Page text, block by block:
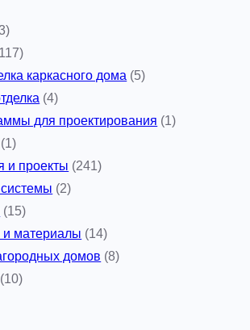
каркасного дома (5)
(4)
для проектирования (1)
(1)
и проекты (241)
(2)
(15)
и материалы (14)
домов (8)
(10)